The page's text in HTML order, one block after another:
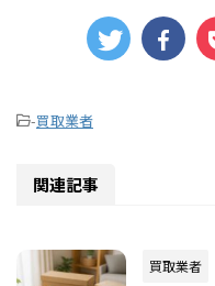
-買取業者
関連記事
買取業者